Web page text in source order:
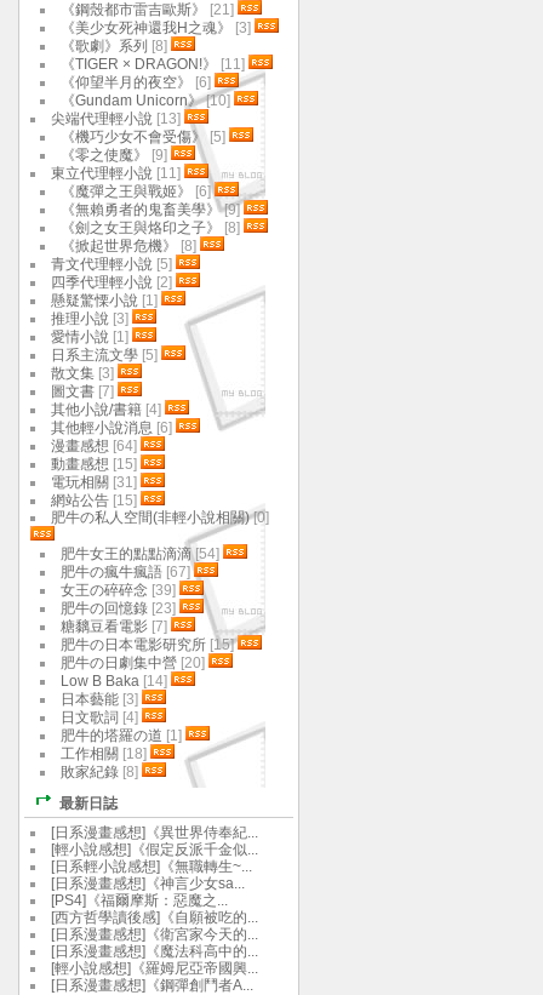
《鋼殼都市雷吉歐斯》
[21]
《美少女死神還我H之魂》
[3]
《歌劇》系列 [8]
《TIGER × DRAGON!》
[11]
《仰望半月的夜空》
[6]
《Gundam Unicorn》[10]
尖端代理輕小說 [13]
《機巧少女不會受傷》
[5]
《零之使魔》
[9]
東立代理輕小說 [11]
《魔彈之王與戰姬》
[6]
《無賴勇者的鬼畜美學》[9]
《劍之女王與烙印之子》
[8]
《掀起世界危機》
[8]
青文代理輕小說 [5]
四季代理輕小說 [2]
懸疑驚慄小說 [1]
推理小說 [3]
愛情小說 [1]
日系主流文學 [5]
散文集 [3]
圖文書 [7]
其他小說/書籍 [4]
其他輕小說消息 [6]
漫畫感想 [64]
動畫感想 [15]
電玩相關 [31]
網站公告 [15]
肥牛の私人空間(非輕小說相關)[0]
肥牛女王的點點滴滴[54]
肥牛の瘋牛瘋語 [67]
女王の碎碎念 [39]
肥牛の回憶錄 [23]
糖黐豆看電影 [7]
肥牛の日本電影研究所 [15]
肥牛の日劇集中營 [20]
Low B Baka [14]
日本藝能 [3]
日文歌詞 [4]
肥牛的塔羅の道 [1]
工作相關 [18]
敗家紀錄 [8]
最新日誌
[日系漫畫感想]《異世界侍奉紀...
[輕小說感想]《假定反派千金似...
[日系輕小說感想]《無職轉生~...
[日系漫畫感想]《神言少女sa...
[PS4]《福爾摩斯：惡魔之...
[西方哲學讀後感]《自願被吃的...
[日系漫畫感想]《衛宮家今天的...
[日系漫畫感想]《魔法科高中的...
[輕小說感想]《羅姆尼亞帝國興...
[日系漫畫感想]《鋼彈創鬥者A...